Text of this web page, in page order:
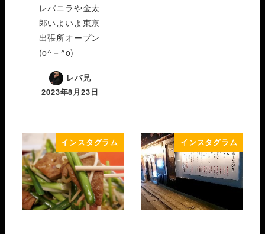
レバニラや金太
郎いよいよ東京
出張所オープン
(o^－^o)
レバ兄
2023年8月23日
インスタグラム インスタグラム